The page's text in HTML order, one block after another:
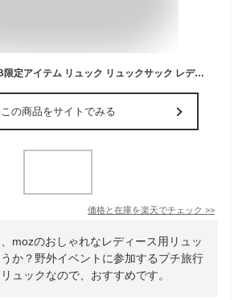
【限定クーポン】WEB限定アイテム リュック リュックサック レディース 通勤 仕事 ビジネス ビジネスリュック A4 PC 収納 パソコン スリム 薄型 大容量 軽量 軽い 出張 オフィス 通学 きれいめ 電車 上品 大人 おしゃれ 女性 女子 10代 20代 30代 40代 50代 60代 旅行 moz
この商品をサイトでみる
価格と在庫を楽天でチェック >>
mozのおしゃれなレディース用リュッ
か？野外イベントに参加するプチ旅行
ュックなので、おすすめです。